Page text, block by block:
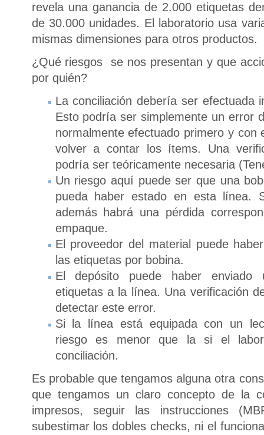
revela una ganancia de 2.000 etiquetas
de 30.000 unidades. El laboratorio usa
mismas dimensiones para otros productos.
¿Qué riesgos se nos presentan y que
por quién?
La conciliación debería ser efectuada
Esto podría ser simplemente un error
normalmente efectuado primero y con
volver a contar los ítems. Una
podría ser teóricamente necesaria
Un riesgo aquí puede ser que una
pueda haber estado en esta
además habrá una pérdida
empaque.
El proveedor del material puede
las etiquetas por bobina.
El depósito puede haber enviado
etiquetas a la línea. Una verificación
detectar este error.
Si la línea está equipada con un
riesgo es menor que la si el
conciliación.
Es probable que tengamos alguna otra
que tengamos un claro concepto de la
impresos, seguir las instrucciones
subestimar los dobles checks, ni el